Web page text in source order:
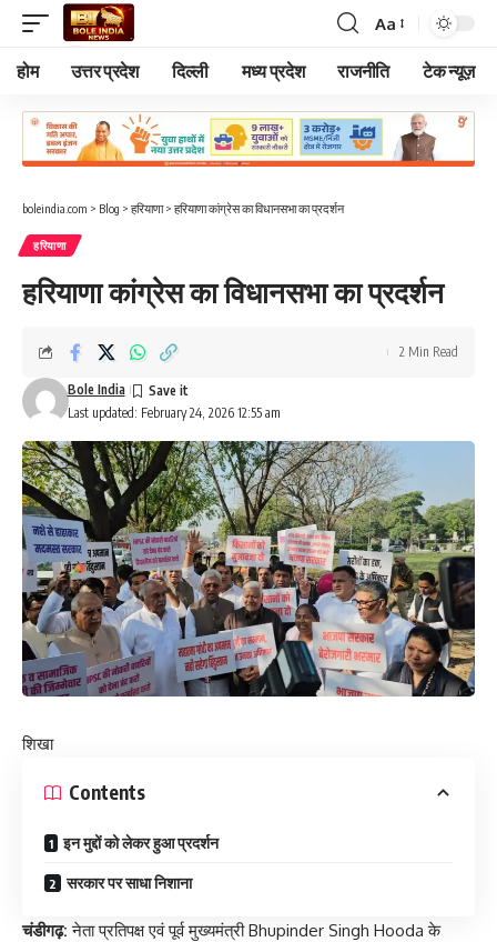
Font
Resizer
Aa
होम उत्तर प्रदेश दिल्ली मध्य प्रदेश राजनीति टेक न्यूज़
boleindia.com > Blog > हरियाणा> हरियाणा कांग्रेस का विधानसभा का प्रदर्शन
हरियाणा
हरियाणा कांग्रेस का विधानसभा का प्रदर्शन
Last updated: February 24, 2026 12:55 am
Bole India
2 Min Read
शिखा
Contents
इन मुद्दों को लेकर हुआ प्रदर्शन
सरकार पर साधा निशाना
चंडीगढ़: नेता प्रतिपक्ष एवं पूर्व मुख्यमंत्री Bhupinder Singh Hooda के